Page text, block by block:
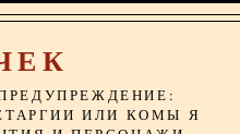
ИЛИ КОМЫ Я